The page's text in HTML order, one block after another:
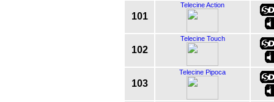
101
Telecine Action
102
Telecine Touch
103
Telecine Pipoca